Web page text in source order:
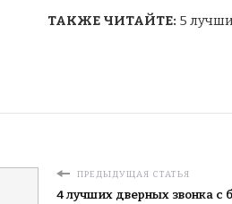
ТАКЖЕ ЧИТАЙТЕ: 5
ПРЕДЫДУЩАЯ СТАТЬЯ
4 лучших дверных звонка